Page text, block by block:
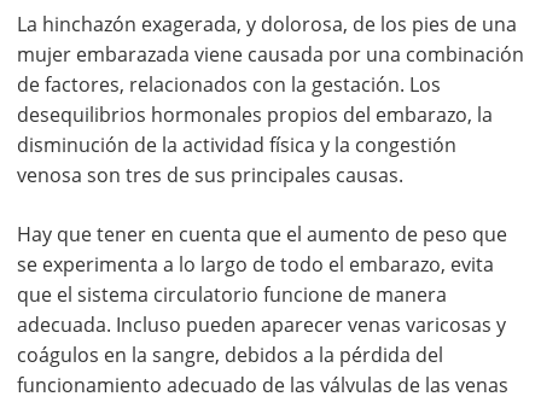
La hinchazón exagerada, y dolorosa, de los pies de una
mujer embarazada viene causada por una combinación
de factores, relacionados con la gestación. Los
desequilibrios hormonales propios del embarazo, la
disminución de la actividad física y la congestión
venosa son tres de sus principales causas.
Hay que tener en cuenta que el aumento de peso que
se experimenta a lo largo de todo el embarazo, evita
que el sistema circulatorio funcione de manera
adecuada. Incluso pueden aparecer venas varicosas y
coágulos en la sangre, debidos a la pérdida del
funcionamiento adecuado de las válvulas de las venas